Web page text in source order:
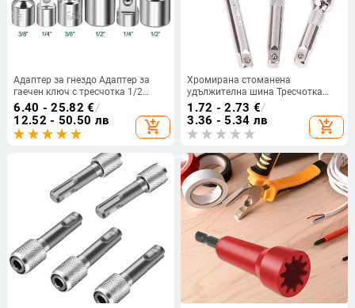
Адаптер за гнездо Адаптер за
гаечен ключ с тресчотка 1/2
Голяма мушка 3/8 Средна мушка
1/4 Малка мушка CR-V Ръчни
инструменти от хром-ванадиева
стомана
6.40 - 25.82 €/
12.52 - 50.50 лв
add_shopping_cart
Хромирана стоманена
удължителна шина Тресчотка
Адаптер за гаечен ключ
50/75/100MM Удължителен
гаечен ключ Адаптер за
бормашина
1.72 - 2.73 €/
3.36 - 5.34 лв
add_shopping_cart